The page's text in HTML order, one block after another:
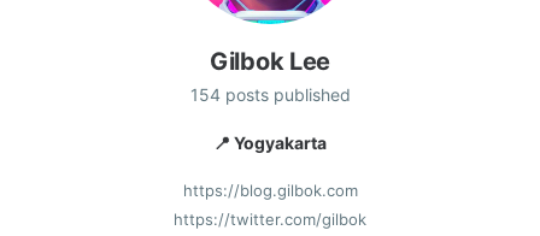
Gilbok Lee
154 posts published
📍 Yogyakarta
https://blog.gilbok.com
https://twitter.com/gilbok